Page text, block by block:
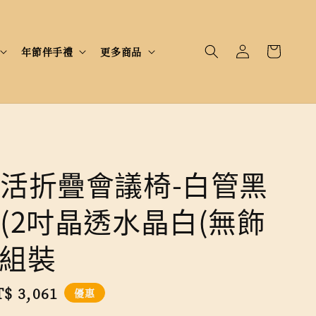
年節伴手禮 更多商品
折疊會議椅-白管黑
吋晶透水晶白(無飾
裝
3,061 優惠